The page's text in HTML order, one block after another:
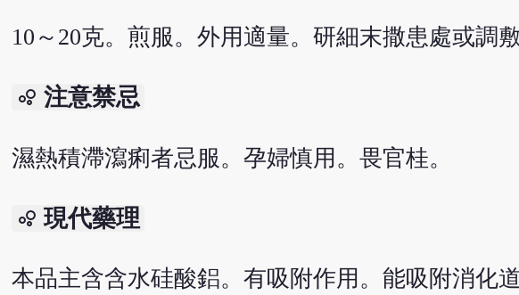
10～20克。煎服。外用適量。研細末撒患處或調敷
bubble_chart 注意禁忌
濕熱積滯瀉痢者忌服。孕婦慎用。畏官桂。
bubble_chart 現代藥理
本品主含含水硅酸鋁。有吸附作用。能吸附消化